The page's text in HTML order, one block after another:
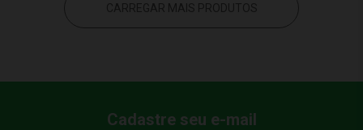
Cadastre seu e-mail